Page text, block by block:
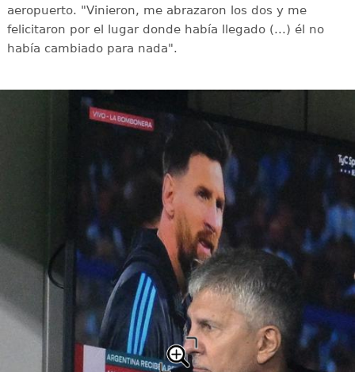
aeropuerto. "Vinieron, me abrazaron los dos y me
felicitaron por el lugar donde había llegado (...) él no
había cambiado para nada".